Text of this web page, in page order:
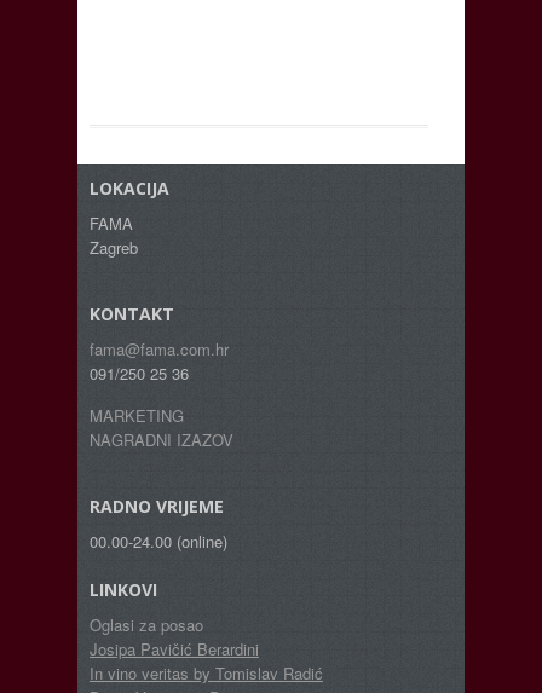
LOKACIJA
FAMA
Zagreb
KONTAKT
fama@fama.com.hr
091/250 25 36
MARKETING
NAGRADNI IZAZOV
RADNO VRIJEME
00.00-24.00 (online)
LINKOVI
Oglasi za posao
Josipa Pavičić Berardini
In vino veritas by Tomislav Radić